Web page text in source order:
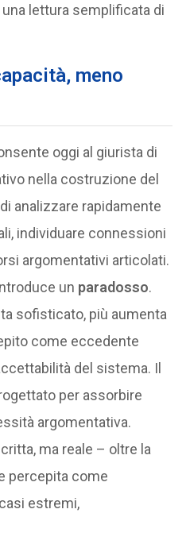
lettura semplificata di
meno
oggi al giurista di
nella costruzione del
analizzare rapidamente
individuare connessioni
argomentativi articolati.
un paradosso.
sofisticato, più aumenta
come eccedente
del sistema. Il
per assorbire
argomentativa.
ma reale – oltre la
percepita come
estremi,